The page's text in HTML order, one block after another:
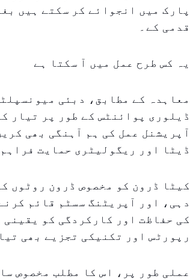
پارک میں انجوائے کر سکتے ہیں
قدمی کے۔
یہ کس طرح عمل میں آ سکتا ہے
معاہدہ کے مطابق، دبئی
ڈیلوری پوائنٹس کے طور پر تیار
آپریشنل عمل کی ہم آہنگی بھی
ڈیٹا اور ریگولیٹری حمایت فراہم
کیٹا ڈرون کو مخصوص ڈرون روٹوں
دہی، اور آپریٹنگ سسٹم قائم
کی حفاظت اور کارکردگی کو
رپورٹس اور تکنیکی تجزیے بھی
عملی طور پر، اس کا مطلب مخصوص